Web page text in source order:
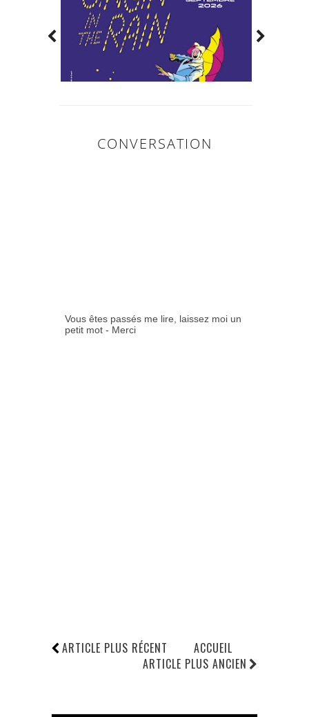
CONVERSATION
Vous êtes passés me lire, laissez moi un
petit mot - Merci
ARTICLE PLUS RÉCENT
ARTICLE PLUS ANCIEN
ACCUEIL